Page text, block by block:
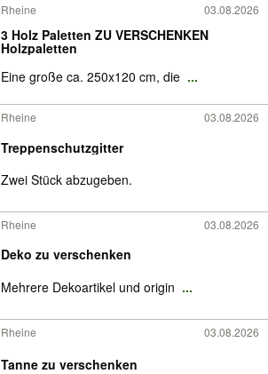
Rheine 03.08.2026
3 Holz Paletten ZU VERSCHENKEN
Holzpaletten
Eine große ca. 250x120 cm, die ...
Rheine 03.08.2026
Treppenschutzgitter
Zwei Stück abzugeben.
Rheine 03.08.2026
Deko zu verschenken
Mehrere Dekoartikel und origin ...
Rheine 03.08.2026
Tanne zu verschenken